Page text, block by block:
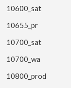
10600_sat
10655_pr
10700_sat
10700_wa
10800_prod